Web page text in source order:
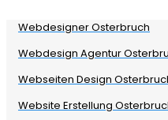
Webdesigner Osterbruch
Webdesign Agentur
Webseiten Design
Website Erstellung